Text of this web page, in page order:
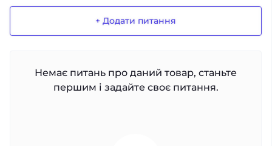
+ Додати питання
Немає питань про даний товар, станьте
першим і задайте своє питання.